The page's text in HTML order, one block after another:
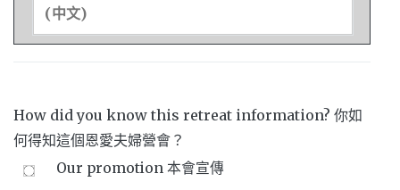
How did you know this retreat information? 你如
何得知這個恩愛夫婦營會？
Our promotion 本會宣傳